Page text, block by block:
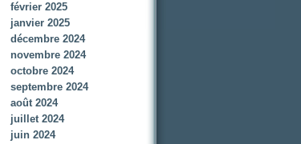
février 2025
janvier 2025
décembre 2024
novembre 2024
octobre 2024
septembre 2024
août 2024
juillet 2024
juin 2024